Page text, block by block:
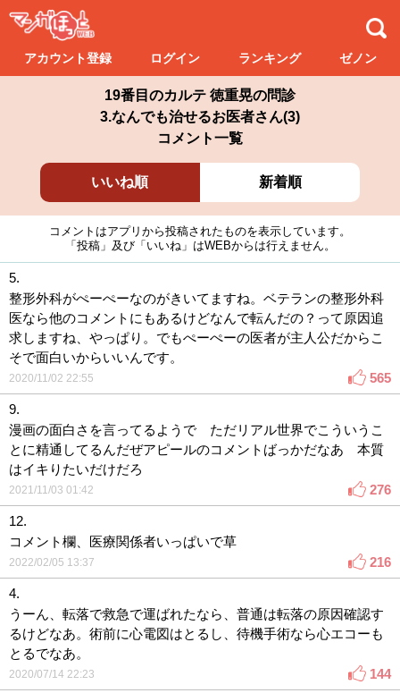
アカウント登録 ログイン ランキング ゼノン
19番目のカルテ 徳重晃の問診
3.なんでも治せるお医者さん(3)
コメント一覧
いいね順 新着順
コメントはアプリから投稿されたものを表示しています。
「投稿」及び「いいね」はWEBからは行えません。
5.
整形外科がぺーぺーなのがきいてますね。ベテランの整形外科
医なら他のコメントにもあるけどなんで転んだの？って原因追
求しますね、やっぱり。でもぺーぺーの医者が主人公だからこ
そで面白いからいいんです。
2020/11/02 22:55 565
9.
漫画の面白さを言ってるようで ただリアル世界でこういうこ
とに精通してるんだぜアピールのコメントばっかだなあ 本質
はイキりたいだけだろ
2021/11/03 01:42 276
12.
コメント欄、医療関係者いっぱいで草
2022/02/05 13:37 216
4.
うーん、転落で救急で運ばれたなら、普通は転落の原因確認す
るけどなあ。術前に心電図はとるし、待機手術なら心エコーも
とるでなあ。
2020/07/14 22:23 144